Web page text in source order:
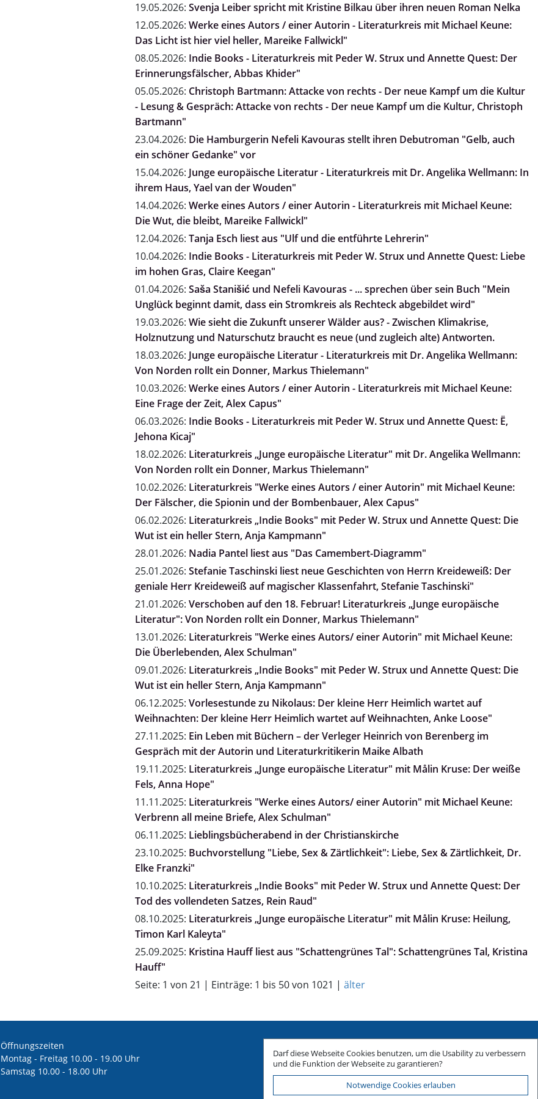
19.05.2026: Svenja Leiber spricht mit Kristine Bilkau über ihren neuen Roman Nelka
12.05.2026: Werke eines Autors / einer Autorin - Literaturkreis mit Michael Keune:
Das Licht ist hier viel heller, Mareike Fallwickl"
08.05.2026: Indie Books - Literaturkreis mit Peder W. Strux und Annette Quest: Der
Erinnerungsfälscher, Abbas Khider"
05.05.2026: Christoph Bartmann: Attacke von rechts - Der neue Kampf um die Kultur
- Lesung & Gespräch: Attacke von rechts - Der neue Kampf um die Kultur, Christoph
Bartmann"
23.04.2026: Die Hamburgerin Nefeli Kavouras stellt ihren Debutroman "Gelb, auch
ein schöner Gedanke" vor
15.04.2026: Junge europäische Literatur - Literaturkreis mit Dr. Angelika Wellmann: In
ihrem Haus, Yael van der Wouden"
14.04.2026: Werke eines Autors / einer Autorin - Literaturkreis mit Michael Keune:
Die Wut, die bleibt, Mareike Fallwickl"
12.04.2026: Tanja Esch liest aus "Ulf und die entführte Lehrerin"
10.04.2026: Indie Books - Literaturkreis mit Peder W. Strux und Annette Quest: Liebe
im hohen Gras, Claire Keegan"
01.04.2026: Saša Stanišić und Nefeli Kavouras - ... sprechen über sein Buch "Mein
Unglück beginnt damit, dass ein Stromkreis als Rechteck abgebildet wird"
19.03.2026: Wie sieht die Zukunft unserer Wälder aus? - Zwischen Klimakrise,
Holznutzung und Naturschutz braucht es neue (und zugleich alte) Antworten.
18.03.2026: Junge europäische Literatur - Literaturkreis mit Dr. Angelika Wellmann:
Von Norden rollt ein Donner, Markus Thielemann"
10.03.2026: Werke eines Autors / einer Autorin - Literaturkreis mit Michael Keune:
Eine Frage der Zeit, Alex Capus"
06.03.2026: Indie Books - Literaturkreis mit Peder W. Strux und Annette Quest: Ë,
Jehona Kicaj"
18.02.2026: Literaturkreis „Junge europäische Literatur" mit Dr. Angelika Wellmann:
Von Norden rollt ein Donner, Markus Thielemann"
10.02.2026: Literaturkreis "Werke eines Autors / einer Autorin" mit Michael Keune:
Der Fälscher, die Spionin und der Bombenbauer, Alex Capus"
06.02.2026: Literaturkreis „Indie Books" mit Peder W. Strux und Annette Quest: Die
Wut ist ein heller Stern, Anja Kampmann"
28.01.2026: Nadia Pantel liest aus "Das Camembert-Diagramm"
25.01.2026: Stefanie Taschinski liest neue Geschichten von Herrn Kreideweiß: Der
geniale Herr Kreideweiß auf magischer Klassenfahrt, Stefanie Taschinski"
21.01.2026: Verschoben auf den 18. Februar! Literaturkreis „Junge europäische
Literatur": Von Norden rollt ein Donner, Markus Thielemann"
13.01.2026: Literaturkreis "Werke eines Autors/ einer Autorin" mit Michael Keune:
Die Überlebenden, Alex Schulman"
09.01.2026: Literaturkreis „Indie Books" mit Peder W. Strux und Annette Quest: Die
Wut ist ein heller Stern, Anja Kampmann"
06.12.2025: Vorlesestunde zu Nikolaus: Der kleine Herr Heimlich wartet auf
Weihnachten: Der kleine Herr Heimlich wartet auf Weihnachten, Anke Loose"
27.11.2025: Ein Leben mit Büchern – der Verleger Heinrich von Berenberg im
Gespräch mit der Autorin und Literaturkritikerin Maike Albath
19.11.2025: Literaturkreis „Junge europäische Literatur" mit Målin Kruse: Der weiße
Fels, Anna Hope"
11.11.2025: Literaturkreis "Werke eines Autors/ einer Autorin" mit Michael Keune:
Verbrenn all meine Briefe, Alex Schulman"
06.11.2025: Lieblingsbücherabend in der Christianskirche
23.10.2025: Buchvorstellung "Liebe, Sex & Zärtlichkeit": Liebe, Sex & Zärtlichkeit, Dr.
Elke Franzki"
10.10.2025: Literaturkreis „Indie Books" mit Peder W. Strux und Annette Quest: Der
Tod des vollendeten Satzes, Rein Raud"
08.10.2025: Literaturkreis „Junge europäische Literatur" mit Målin Kruse: Heilung,
Timon Karl Kaleyta"
25.09.2025: Kristina Hauff liest aus "Schattengrünes Tal": Schattengrünes Tal, Kristina
Hauff"
Seite: 1 von 21 | Einträge: 1 bis 50 von 1021 | älter
Öffnungszeiten
Montag - Freitag 10.00 - 19.00 Uhr
Samstag 10.00 - 18.00 Uhr
Impressum
Darf diese Webseite Cookies benutzen, um die Usability zu verbessern
und die Funktion der Webseite zu garantieren?
Notwendige Cookies erlauben